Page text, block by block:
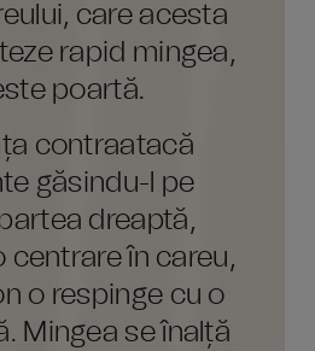
care acesta
rapid mingea,
poartă.
contraatacă
găsindu-l pe
dreaptă,
centrare în careu,
o respinge cu o
Mingea se înalță